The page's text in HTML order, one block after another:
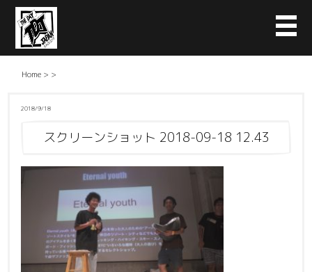
Home > >
2018/9/18
スクリーンショット 2018-09-18 12.43